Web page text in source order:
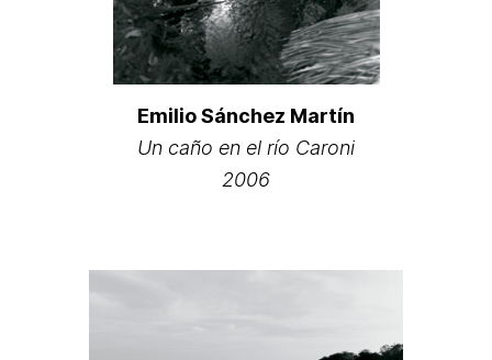
Emilio Sánchez Martín
Un caño en el río Caroni
2006